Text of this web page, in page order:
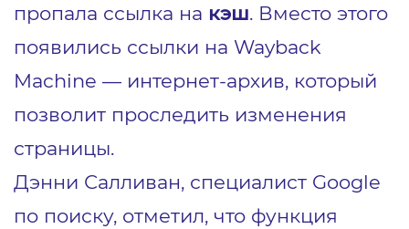
пропала ссылка на кэш. Вместо этого
появились ссылки на Wayback
Machine — интернет-архив, который
позволит проследить изменения
страницы.
Дэнни Салливан, специалист Google
по поиску, отметил, что функция